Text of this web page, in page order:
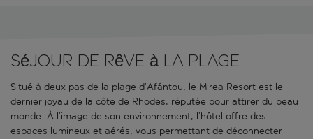
Séjour de rêve à la plage
Situé à deux pas de la plage d’Afántou, le Mirea Resort est le
dernier joyau de la côte de Rhodes, réputée pour attirer du beau
monde. À l’image de son environnement, l’hôtel offre des
espaces lumineux et aérés, vous permettant de déconnecter